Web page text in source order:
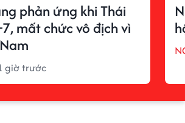
phản ứng khi Thái
mất chức vô địch vì
giờ trước